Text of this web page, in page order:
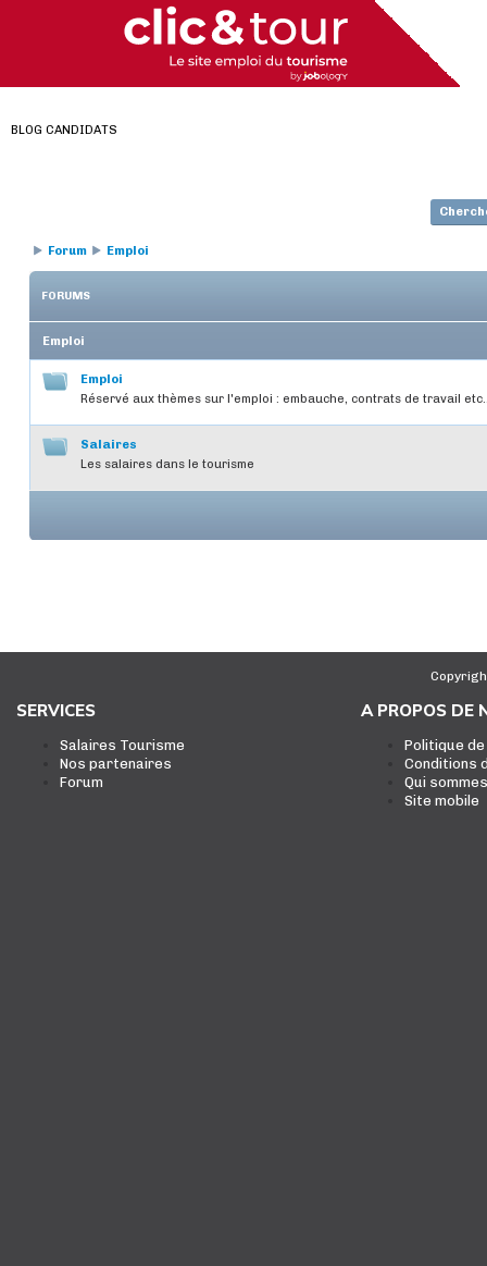
BLOG CANDIDATS
Forum Emploi
FORUMS
Emploi
Emploi
Réservé aux thèmes sur l'emploi : embauche, contrats de travail
Salaires
Les salaires dans le tourisme
SERVICES
Salaires Tourisme
Nos partenaires
Forum
A PROPOS DE
Politique
Conditions
Qui
Site mobile